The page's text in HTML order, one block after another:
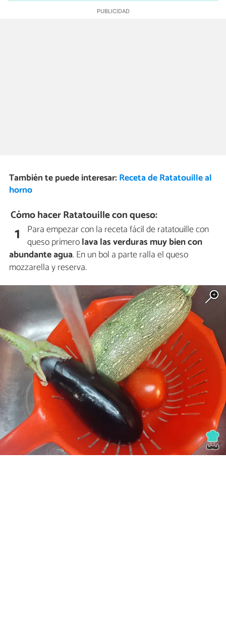
También te puede interesar: Receta de Ratatouille al
horno
Cómo hacer Ratatouille con queso:
1 Para empezar con la receta fácil de ratatouille con
queso primerolava las verduras muy bien con
abundante agua. En un bol a parte ralla el queso
mozzarella y reserva.